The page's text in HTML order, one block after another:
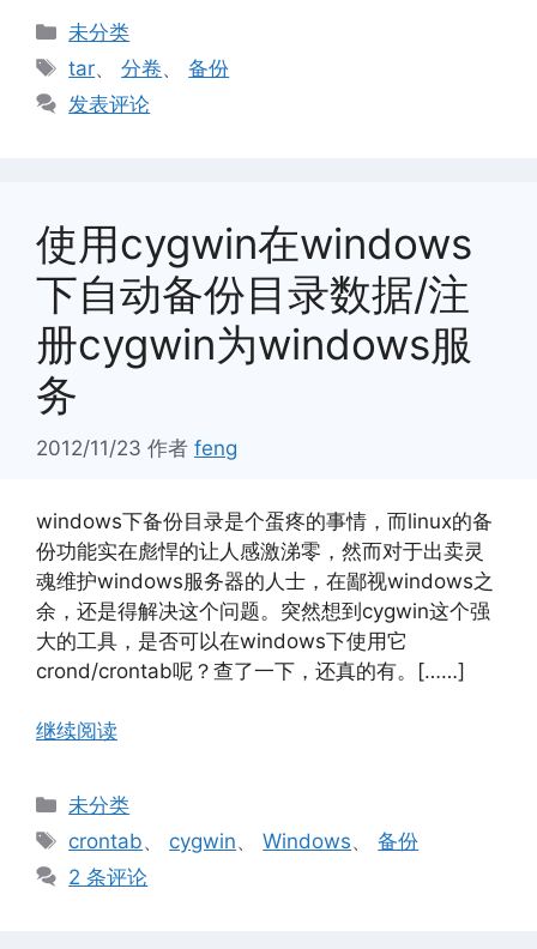
分
类
未分类
标
签
tar、分卷、备份
发表评论
使用cygwin在windows
下自动备份目录数据/注
册cygwin为windows服
务
2012/11/23 作者 feng
windows下备份目录是个蛋疼的事情，而linux的备
份功能实在彪悍的让人感激涕零，然而对于出卖灵
魂维护windows服务器的人士，在鄙视windows之
余，还是得解决这个问题。突然想到cygwin这个强
大的工具，是否可以在windows下使用它
crond/crontab呢？查了一下，还真的有。[……]
继续阅读
分
类
未分类
标
签
crontab、 cygwin、Windows、备份
2 条评论